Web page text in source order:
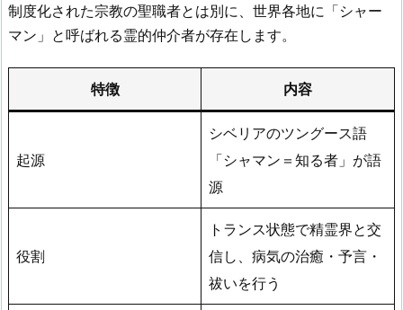
制度化された宗教の聖職者とは別に、世界各地に「シャー
マン」と呼ばれる霊的仲介者が存在します。
特徴 内容
起源
シベリアのツングース語
「シャマン＝知る者」が語
源
役割
トランス状態で精霊界と交
信し、病気の治癒・予言・
祓いを行う